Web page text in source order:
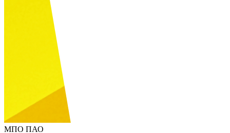
МПО ПАО